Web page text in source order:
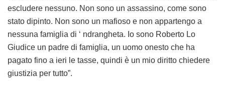
escludere nessuno. Non sono un assassino, come sono
stato dipinto. Non sono un mafioso e non appartengo a
nessuna famiglia di ‘ ndrangheta. Io sono Roberto Lo
Giudice un padre di famiglia, un uomo onesto che ha
pagato fino a ieri le tasse, quindi è un mio diritto chiedere
giustizia per tutto”.